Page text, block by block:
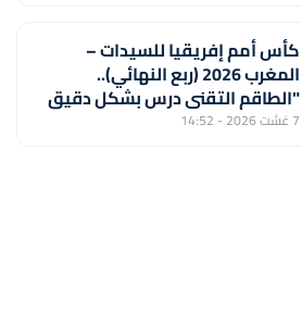
كأس أمم إفريقيا للسيدات –
المغرب 2026 (ربع النهائي)..
"الطاقم التقني درس بشكل دقيق
منتخب جنوب إفريقيا لتحقيق
7 غشت 2026 - 14:52